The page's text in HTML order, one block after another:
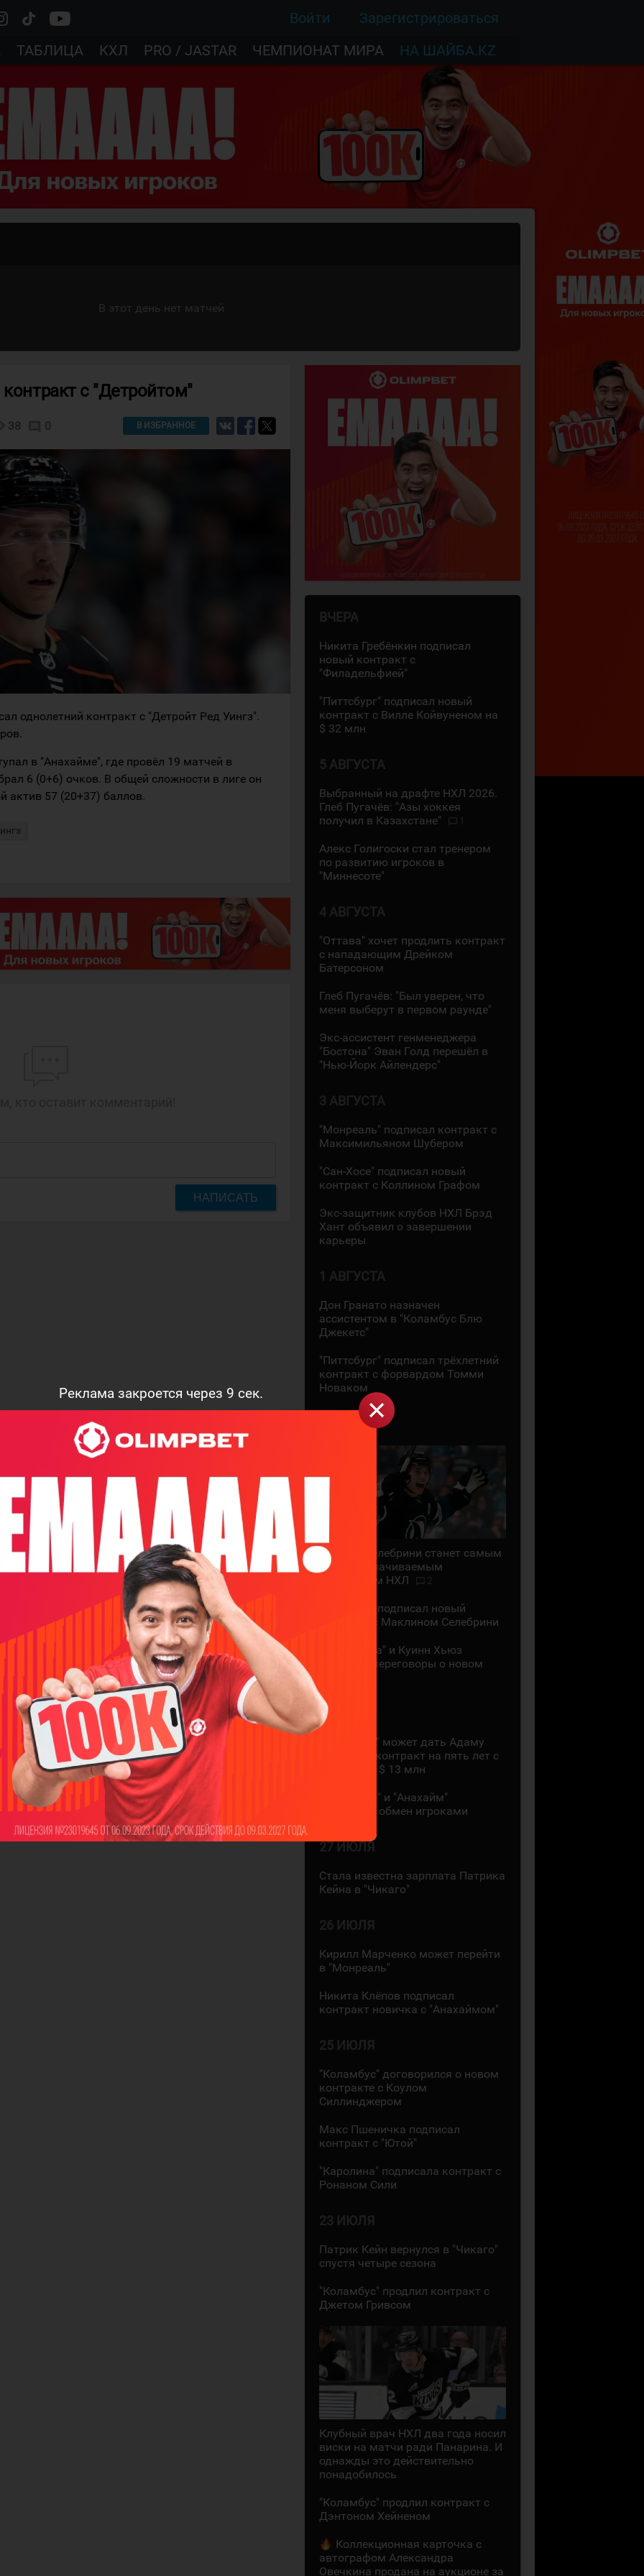
Реклама закроется через 7 сек.
Войти
Зарегистрироваться
ТАБЛИЦА КХЛ PRO / JASTAR ЧЕМПИОНАТ МИРА НА ШАЙБА.KZ
В этот день нет матчей
с "Детройтом"
38 0 В ИЗБРАННОЕ
однолетний контракт с "Детройт Ред Уингз".
в "Анахайме", где провёл 19 матчей в
6 (0+6) очков. В общей сложности в лиге он
актив 57 (20+37) баллов.
НАПИСАТЬ
ВЧЕРА
Никита Гребёнкин подписал
новый контракт с
"Филадельфией"
"Питтсбург" подписал новый
контракт с Вилле Койвуненом на
$ 32 млн
5 АВГУСТА
Выбранный на драфте НХЛ 2026.
Глеб Пугачёв: "Азы хоккея
получил в Казахстане"
Алекс Голигоски стал тренером
по развитию игроков в
"Миннесоте"
4 АВГУСТА
"Оттава" хочет продлить контракт
с нападающим Дрейком
Батерсоном
Глеб Пугачёв: "Был уверен, что
меня выберут в первом раунде"
Экс-ассистент генменеджера
"Бостона" Эван Голд перешёл в
"Нью-Йорк Айлендерс"
3 АВГУСТА
"Монреаль" подписал контракт с
Максимильяном Шубером
"Сан-Хосе" подписал новый
контракт с Коллином Графом
Экс-защитник клубов НХЛ Брэд
Хант объявил о завершении
карьеры
1 АВГУСТА
Дон Гранато назначен
ассистентом в "Коламбус Блю
Джекетс"
"Питтсбург" подписал трёхлетний
контракт с форвардом Томми
Новаком
29 ИЮЛЯ
Маклин Селебрини станет самым
высокооплачиваемым
хоккеистом НХЛ
"Сан-Хосе" подписал новый
контракт с Маклином Селебрини
"Миннесота" и Куинн Хьюз
проведут переговоры о новом
28 ИЮЛЯ
"Коламбус" может дать Адаму
Фантилли контракт на пять лет с
зарплатой $ 13 млн
"Монреаль" и "Анахайм"
произвели обмен игроками
27 ИЮЛЯ
Стала известна зарплата Патрика
Кейна в "Чикаго"
26 ИЮЛЯ
Кирилл Марченко может перейти
в "Монреаль"
Никита Клёпов подписал
контракт новичка с "Анахаймом"
25 ИЮЛЯ
"Коламбус" договорился о новом
контракте с Коулом
Силлинджером
Макс Пшеничка подписал
контракт с "Ютой"
"Каролина" подписала контракт с
Ронаном Сили
23 ИЮЛЯ
Патрик Кейн вернулся в "Чикаго"
спустя четыре сезона
"Коламбус" продлил контракт с
Джетом Гривсом
Клубный врач НХЛ два года носил
виски на матчи ради Панарина. И
однажды это действительно
понадобилось
"Коламбус" продлил контракт с
Дэнтоном Хейненом
Коллекционная карточка с
автографом Александра
Овечкина продана на аукционе за